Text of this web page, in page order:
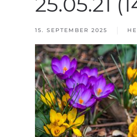
15. SEPTEMBER 2025